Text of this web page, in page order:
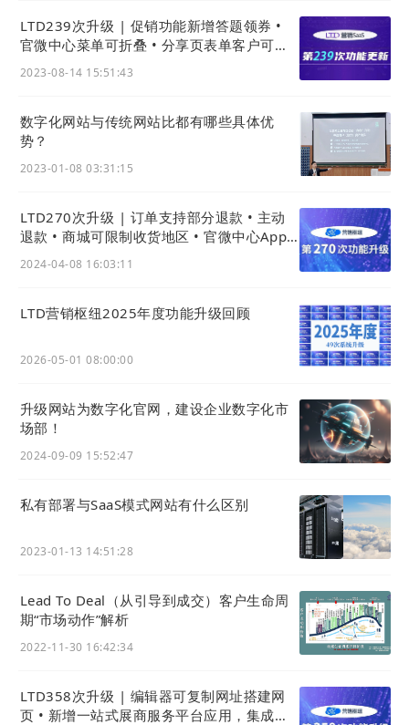
敬
平
凡
LTD239次升级 | 促销功能新增答题领券 •
官微中心菜单可折叠 • 分享页表单客户可显
2023-08-14 15:51:43
数字化网站与传统网站比都有哪些具体优
势？
2023-01-08 03:31:15
LTD270次升级 | 订单支持部分退款 • 主动
退款 • 商城可限制收货地区 • 官微中心App
2024-04-08 16:03:11
LTD营销枢纽2025年度功能升级回顾
2026-05-01 08:00:00
升级网站为数字化官网，建设企业数字化市
场部！
2024-09-09 15:52:47
私有部署与SaaS模式网站有什么区别
2023-01-13 14:51:28
Lead To Deal（从引导到成交）客户生命周
期“市场动作”解析
2022-11-30 16:42:34
LTD358次升级 | 编辑器可复制网址搭建网
页 • 新增一站式展商服务平台应用，集成资